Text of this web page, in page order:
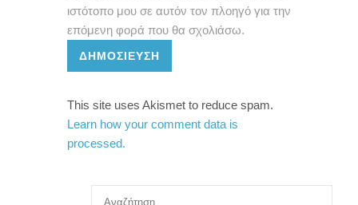
ιστότοπο μου σε αυτόν τον πλοηγό για την
επόμενη φορά που θα σχολιάσω.
ΔΗΜΟΣΊΕΥΣΗ
This site uses Akismet to reduce spam.
Learn how your comment data is
processed.